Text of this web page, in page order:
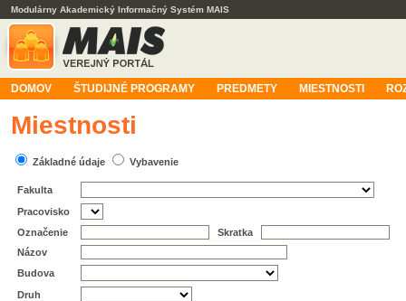
Modulárny Akademický Informačný Systém MAIS
DOMOV ŠTUDIJNÉ PROGRAMY PREDMETY MIESTNOSTI
Miestnosti
Základné údaje Vybavenie
Fakulta
Pracovisko
Označenie
Skratka
Názov
Budova
Druh